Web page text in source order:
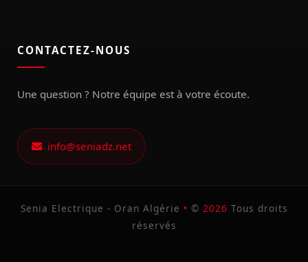
CONTACTEZ-NOUS
Une question ? Notre équipe est à votre écoute.
info@seniadz.net
Senia Electrique - Oran Algérie • © 2026 Tous droits
réservés